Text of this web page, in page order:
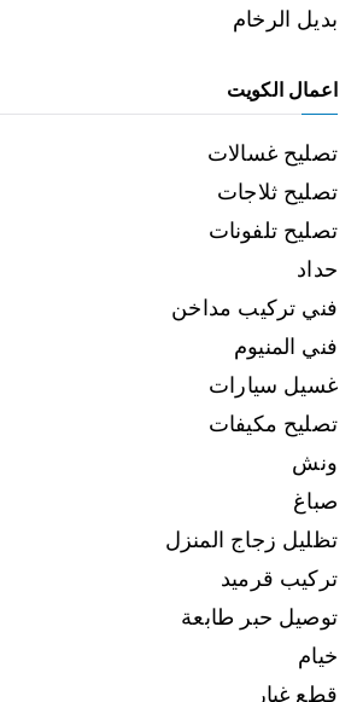
بديل الرخام
اعمال الكويت
تصليح غسالات
تصليح ثلاجات
تصليح تلفونات
حداد
فني تركيب مداخن
فني المنيوم
غسيل سيارات
تصليح مكيفات
ونش
صباغ
تظليل زجاج المنزل
تركيب قرميد
توصيل حبر طابعة
خيام
قطع غيار